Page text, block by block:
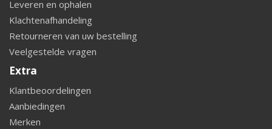
Leveren en ophalen
Klachtenafhandeling
Retourneren van uw bestelling
Veelgestelde vragen
Extra
Klantbeoordelingen
Aanbiedingen
Merken